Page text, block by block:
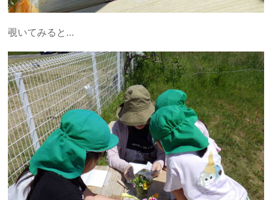
覗いてみると…